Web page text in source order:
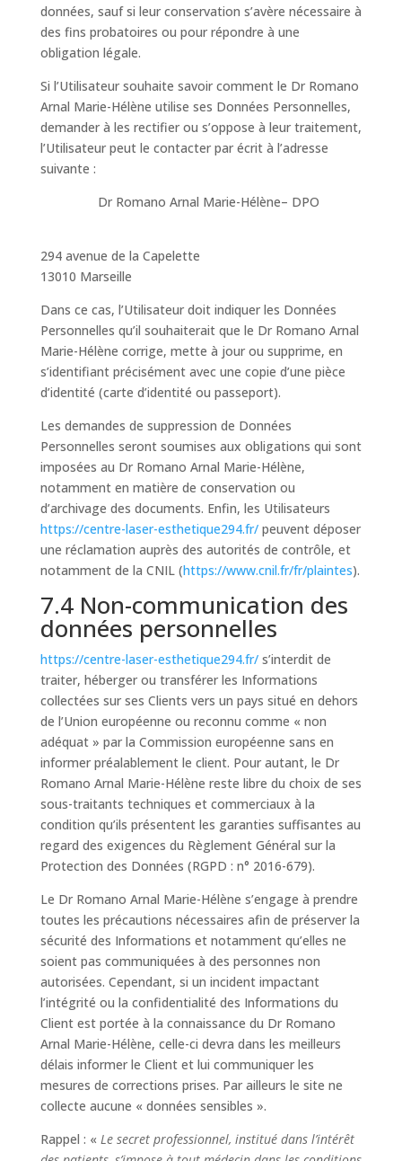
données, sauf si leur conservation s’avère nécessaire à
des fins probatoires ou pour répondre à une
obligation légale.
Si l’Utilisateur souhaite savoir comment le Dr Romano
Arnal Marie-Hélène utilise ses Données Personnelles,
demander à les rectifier ou s’oppose à leur traitement,
l’Utilisateur peut le contacter par écrit à l’adresse
suivante :
Dr Romano Arnal Marie-Hélène– DPO
294 avenue de la Capelette
13010 Marseille
Dans ce cas, l’Utilisateur doit indiquer les Données
Personnelles qu’il souhaiterait que le Dr Romano Arnal
Marie-Hélène corrige, mette à jour ou supprime, en
s’identifiant précisément avec une copie d’une pièce
d’identité (carte d’identité ou passeport).
Les demandes de suppression de Données
Personnelles seront soumises aux obligations qui sont
imposées au Dr Romano Arnal Marie-Hélène,
notamment en matière de conservation ou
d’archivage des documents. Enfin, les Utilisateurs
https://centre-laser-esthetique294.fr/peuvent déposer
une réclamation auprès des autorités de contrôle, et
notamment de la CNIL (https://www.cnil.fr/fr/plaintes).
7.4 Non-communication des
données personnelles
https://centre-laser-esthetique294.fr/s’interdit de
traiter, héberger ou transférer les Informations
collectées sur ses Clients vers un pays situé en dehors
de l’Union européenne ou reconnu comme « non
adéquat » par la Commission européenne sans en
informer préalablement le client. Pour autant, le Dr
Romano Arnal Marie-Hélène reste libre du choix de ses
sous-traitants techniques et commerciaux à la
condition qu’ils présentent les garanties suffisantes au
regard des exigences du Règlement Général sur la
Protection des Données (RGPD : n° 2016-679).
Le Dr Romano Arnal Marie-Hélène s’engage à prendre
toutes les précautions nécessaires afin de préserver la
sécurité des Informations et notamment qu’elles ne
soient pas communiquées à des personnes non
autorisées. Cependant, si un incident impactant
l’intégrité ou la confidentialité des Informations du
Client est portée à la connaissance du Dr Romano
Arnal Marie-Hélène, celle-ci devra dans les meilleurs
délais informer le Client et lui communiquer les
mesures de corrections prises. Par ailleurs le site ne
collecte aucune « données sensibles ».
Rappel : « Le secret professionnel, institué dans l’intérêt